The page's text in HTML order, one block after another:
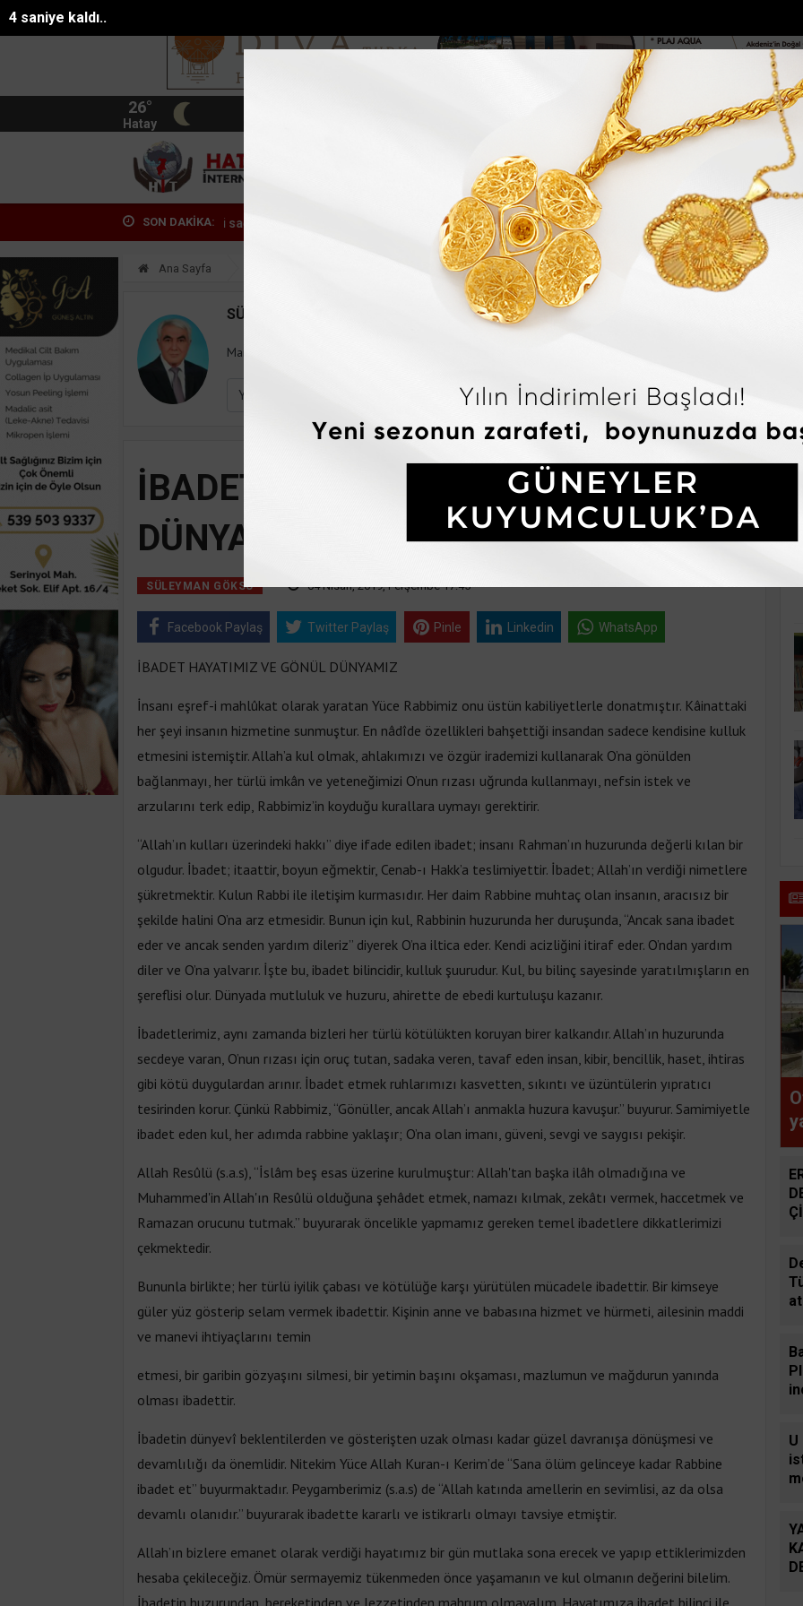
3 saniye kaldı..
26°
Hatay
EURO 53.5186
MAGAZİN KADIN-YAŞAM SAĞLIK
SON DAKİKA:
ile otomobil çarpıştı: 3ü sağlık çal... MARMARİS’TE HATAYLI GENÇ AĞIR YARALANDI Gazeteci Duygu Öksüz Canova son
Yazarlar Web TV
Ana Sayfa
SÜLEYMAN GÖKSU
Mail:
İBADET HAYATIMIZ VE GÖNÜL
DÜNYAMIZ
SÜLEYMAN GÖKSU 04 Nisan, 2019, Perşembe 17:45
Facebook Paylaş Twitter Paylaş Pinle Linkedin WhatsApp
İBADET HAYATIMIZ VE GÖNÜL DÜNYAMIZ
İnsanı eşref-i mahlûkat olarak yaratan Yüce Rabbimiz onu üstün kabiliyetlerle donatmıştır. Kâinattaki
her şeyi insanın hizmetine sunmuştur. En nâdîde özellikleri bahşettiği insandan sadece kendisine kulluk
etmesini istemiştir. Allah’a kul olmak, ahlakımızı ve özgür irademizi kullanarak O’na gönülden
bağlanmayı, her türlü imkân ve yeteneğimizi O’nun rızası uğrunda kullanmayı, nefsin istek ve
arzularını terk edip, Rabbimiz’in koyduğu kurallara uymayı gerektirir.
“Allah’ın kulları üzerindeki hakkı” diye ifade edilen ibadet; insanı Rahman’ın huzurunda değerli kılan bir
olgudur. İbadet; itaattir, boyun eğmektir, Cenab-ı Hakk’a teslimiyettir. İbadet; Allah’ın verdiği nimetlere
şükretmektir. Kulun Rabbi ile iletişim kurmasıdır. Her daim Rabbine muhtaç olan insanın, aracısız bir
şekilde halini O’na arz etmesidir. Bunun için kul, Rabbinin huzurunda her duruşunda, “Ancak sana ibadet
eder ve ancak senden yardım dileriz” diyerek O’na iltica eder. Kendi acizliğini itiraf eder. O’ndan yardım
diler ve O’na yalvarır. İşte bu, ibadet bilincidir, kulluk şuurudur. Kul, bu bilinç sayesinde yaratılmışların en
şereflisi olur. Dünyada mutluluk ve huzuru, ahirette de ebedi kurtuluşu kazanır.
İbadetlerimiz, aynı zamanda bizleri her türlü kötülükten koruyan birer kalkandır. Allah’ın huzurunda
secdeye varan, O’nun rızası için oruç tutan, sadaka veren, tavaf eden insan, kibir, bencillik, haset, ihtiras
gibi kötü duygulardan arınır. İbadet etmek ruhlarımızı kasvetten, sıkıntı ve üzüntülerin yıpratıcı
tesirinden korur. Çünkü Rabbimiz, “Gönüller, ancak Allah’ı anmakla huzura kavuşur.” buyurur. Samimiyetle
ibadet eden kul, her adımda rabbine yaklaşır; O’na olan imanı, güveni, sevgi ve saygısı pekişir.
Allah Resûlü (s.a.s), “İslâm beş esas üzerine kurulmuştur: Allah'tan başka ilâh olmadığına ve
Muhammed'in Allah'ın Resûlü olduğuna şehâdet etmek, namazı kılmak, zekâtı vermek, haccetmek ve
Ramazan orucunu tutmak.” buyurarak öncelikle yapmamız gereken temel ibadetlere dikkatlerimizi
çekmektedir.
Bununla birlikte; her türlü iyilik çabası ve kötülüğe karşı yürütülen mücadele ibadettir. Bir kimseye
güler yüz gösterip selam vermek ibadettir. Kişinin anne ve babasına hizmet ve hürmeti, ailesinin maddi
ve manevi ihtiyaçlarını temin
etmesi, bir garibin gözyaşını silmesi, bir yetimin başını okşaması, mazlumun ve mağdurun yanında
olması ibadettir.
İbadetin dünyevî beklentilerden ve gösterişten uzak olması kadar güzel davranışa dönüşmesi ve
devamlılığı da önemlidir. Nitekim Yüce Allah Kuran-ı Kerim’de “Sana ölüm gelinceye kadar Rabbine
ibadet et” buyurmaktadır. Peygamberimiz (s.a.s) de “Allah katında amellerin en sevimlisi, az da olsa
devamlı olanıdır.” buyurarak ibadette kararlı ve istikrarlı olmayı tavsiye etmiştir.
Allah’ın bizlere emanet olarak verdiği hayatımız bir gün mutlaka sona erecek ve yapıp ettiklerimizden
hesaba çekileceğiz. Ömür sermayemiz tükenmeden önce yaşamanın ve kul olmanın değerini bilelim.
İbadetin huzurundan, bereketinden ve lezzetinden mahrum olmayalım. Hayatımıza ibadet bilinci ile
U